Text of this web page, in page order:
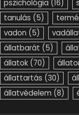
pszichológia (16)
tanulás (5)
vadon (5)
állatbarát (5)
állatok (70)
állattartás (30)
állatvédelem (8)